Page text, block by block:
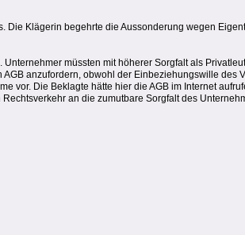
Klägerin begehrte die Aussonderung wegen
müssten mit höherer Sorgfalt als
anzufordern, obwohl der Einbeziehungswille des
vor. Die Beklagte hätte hier die AGB im Internet
an die zumutbare Sorgfalt des